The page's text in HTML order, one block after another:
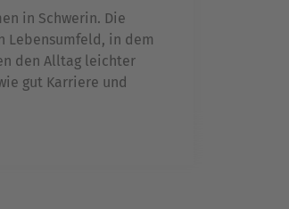
in Schwerin. Die
Lebensumfeld, in dem
den Alltag leichter
gut Karriere und